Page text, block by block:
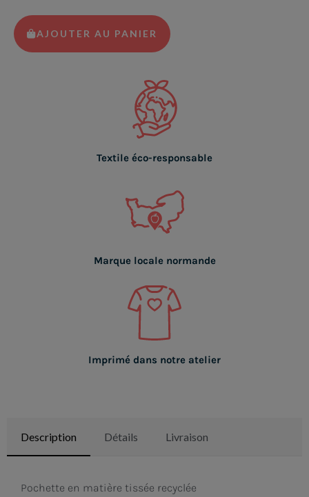
AJOUTER AU PANIER
Textile éco-responsable
Marque locale normande
Imprimé dans notre atelier
Description Détails Livraison
Pochette en matière tissée recyclée